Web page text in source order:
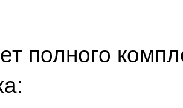
полного